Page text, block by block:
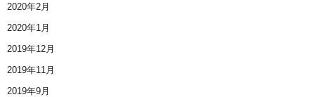
2020年2月
2020年1月
2019年12月
2019年11月
2019年9月